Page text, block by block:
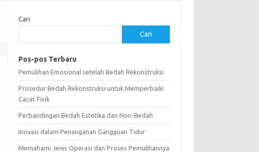
Cari
Cari
Pos-pos Terbaru
Pemulihan Emosional setelah Bedah Rekonstruksi
Prosedur Bedah Rekonstruksi untuk Memperbaiki
Cacat Fisik
Perbandingan Bedah Estetika dan Non-Bedah
Inovasi dalam Penanganan Gangguan Tidur
Memahami Jenis Operasi dan Proses Pemulihannya